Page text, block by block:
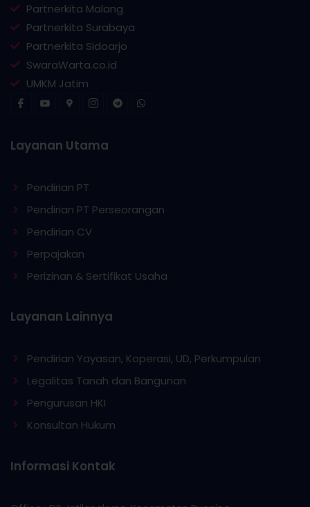
Partnerkita Malang
Partnerkita Surabaya
Partnerkita Sidoarjo
SwaraWarta.co.id
UMKM Jatim
Layanan Utama
Pendirian PT
Pendirian PT Perseorangan
Pendirian CV
Perpajakan
Perizinan & Sertifikat Usaha
Layanan Lainnya
Pendirian Yayasan, Koperasi, UD, Perkumpulan
Legalitas Tanah dan Bangunan
Pengurusan HKI
Konsultan Hukum
Informasi Kontak